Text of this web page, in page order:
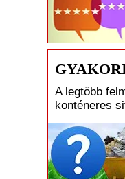
A legtöbb
konténeres